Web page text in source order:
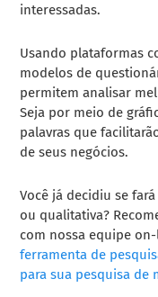
interessadas.
Usando plataformas
modelos de
permitem analisar
Seja por meio de
palavras que
de seus negócios.
Você já decidiu se
ou qualitativa?
com nossa equipe
ferramenta de
para sua pesquisa de